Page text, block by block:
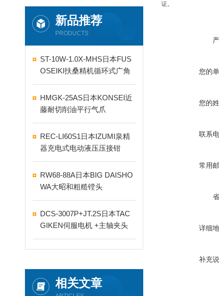
新品推荐
PRODUCTS
ST-10W-1.0X-MHS日本FUS
OSEIKI扶桑精机循环式广角
自动喷嘴
HMGK-25AS日本KONSEI近
藤耐切削油平行气爪
REC-LI60S1日本IZUMI泉精
器充电式电动液压压接钳
RW68-88A日本BIG DAISHO
WA大昭和粗糙镗头
DCS-3007P+JT.2S日本TAC
GIKEN伺服电机 +主轴夹头
相关文章
证。
您的
您的
联系
常用
详细
补充